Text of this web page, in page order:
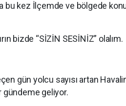
bu kez İlçemde ve bölgede
bizde “SİZİN SESİNİZ” olalım.
gün yolcu sayısı artan
geliyor.